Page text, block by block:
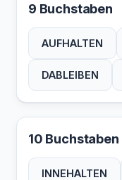
9 Buchstaben
AUFHALTEN
DABLEIBEN
10 Buchstaben
INNEHALTEN